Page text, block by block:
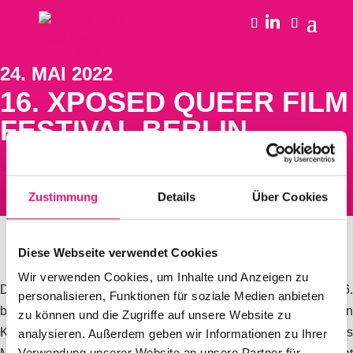
Zustimmung Details Über Cookies
Diese Webseite verwendet Cookies
Wir verwenden Cookies, um Inhalte und Anzeigen zu
personalisieren, Funktionen für soziale Medien anbieten
zu können und die Zugriffe auf unsere Website zu
analysieren. Außerdem geben wir Informationen zu Ihrer
24. MAI 2022
16. XPOSED QUEER FILM
FESTIVAL BERLIN
Das 16. XPOSED Queer Film Festival Berlin
findet vom 26.
bis 29. Mai statt – dreizehn Langfilme und sieben
Kurzfilmprogramme sind in den Berliner Programmkinos